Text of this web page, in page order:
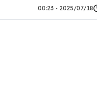
2025/07/18 - 00:23